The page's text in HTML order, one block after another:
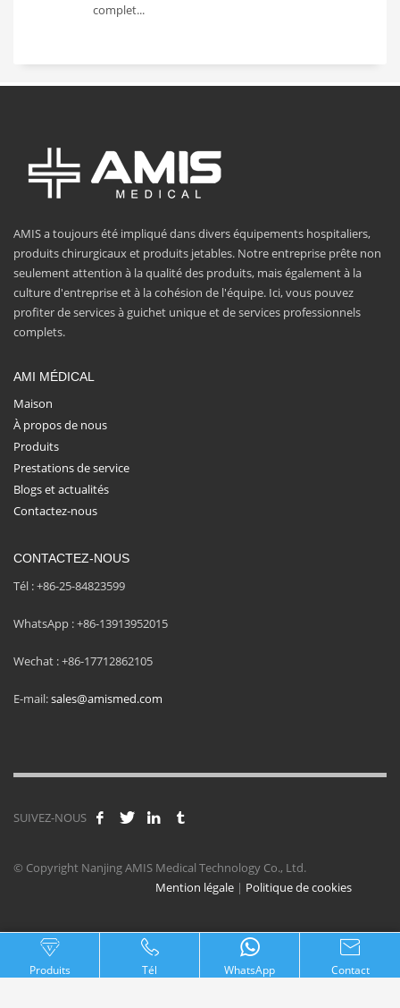
complet...
Produits Tél WhatsApp Contact
AMIS a toujours été impliqué dans divers équipements hospitaliers,
produits chirurgicaux et produits jetables. Notre entreprise prête non
seulement attention à la qualité des produits, mais également à la
culture d'entreprise et à la cohésion de l'équipe. Ici, vous pouvez
profiter de services à guichet unique et de services professionnels
complets.
AMI MÉDICAL
Maison
À propos de nous
Produits
Prestations de service
Blogs et actualités
Contactez-nous
CONTACTEZ-NOUS
Tél : +86-25-84823599
WhatsApp : +86-13913952015
Wechat : +86-17712862105
E-mail:sales@amismed.com
SUIVEZ-NOUS
© Copyright Nanjing AMIS Medical Technology Co., Ltd.
Mention légale | Politique de cookies